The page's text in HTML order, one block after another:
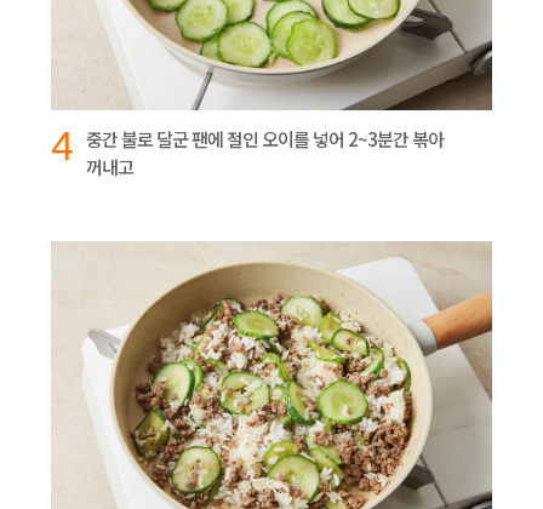
4 중간 불로 달군 팬에 절인 오이를 넣어 2~3분간 볶아
꺼내고